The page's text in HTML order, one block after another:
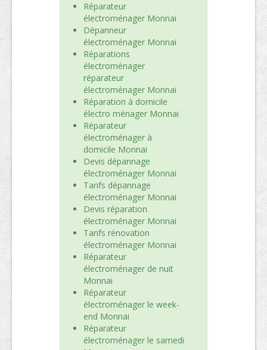
Réparateur
électroménager Monnai
Dépanneur
électroménager Monnai
Réparations
électroménager
réparateur
électroménager Monnai
Réparation à domicile
électro ménager Monnai
Réparateur
électroménager à
domicile Monnai
Devis dépannage
électroménager Monnai
Tarifs dépannage
électroménager Monnai
Devis réparation
électroménager Monnai
Tarifs rénovation
électroménager Monnai
Réparateur
électroménager de nuit
Monnai
Réparateur
électroménager le week-
end Monnai
Réparateur
électroménager le samedi